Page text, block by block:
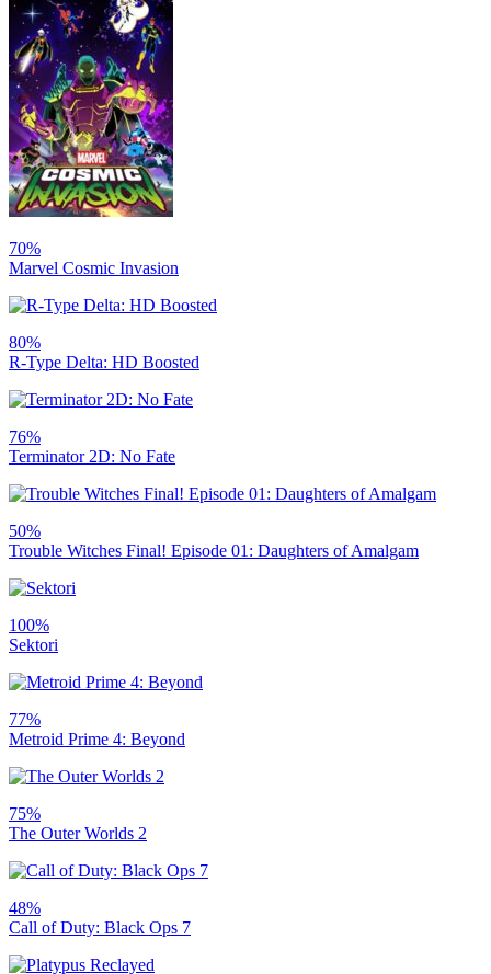
70%
Marvel Cosmic Invasion
80%
R-Type Delta: HD Boosted
76%
Terminator 2D: No Fate
50%
Trouble Witches Final! Episode 01: Daughters of Amalgam
100%
Sektori
77%
Metroid Prime 4: Beyond
75%
The Outer Worlds 2
48%
Call of Duty: Black Ops 7